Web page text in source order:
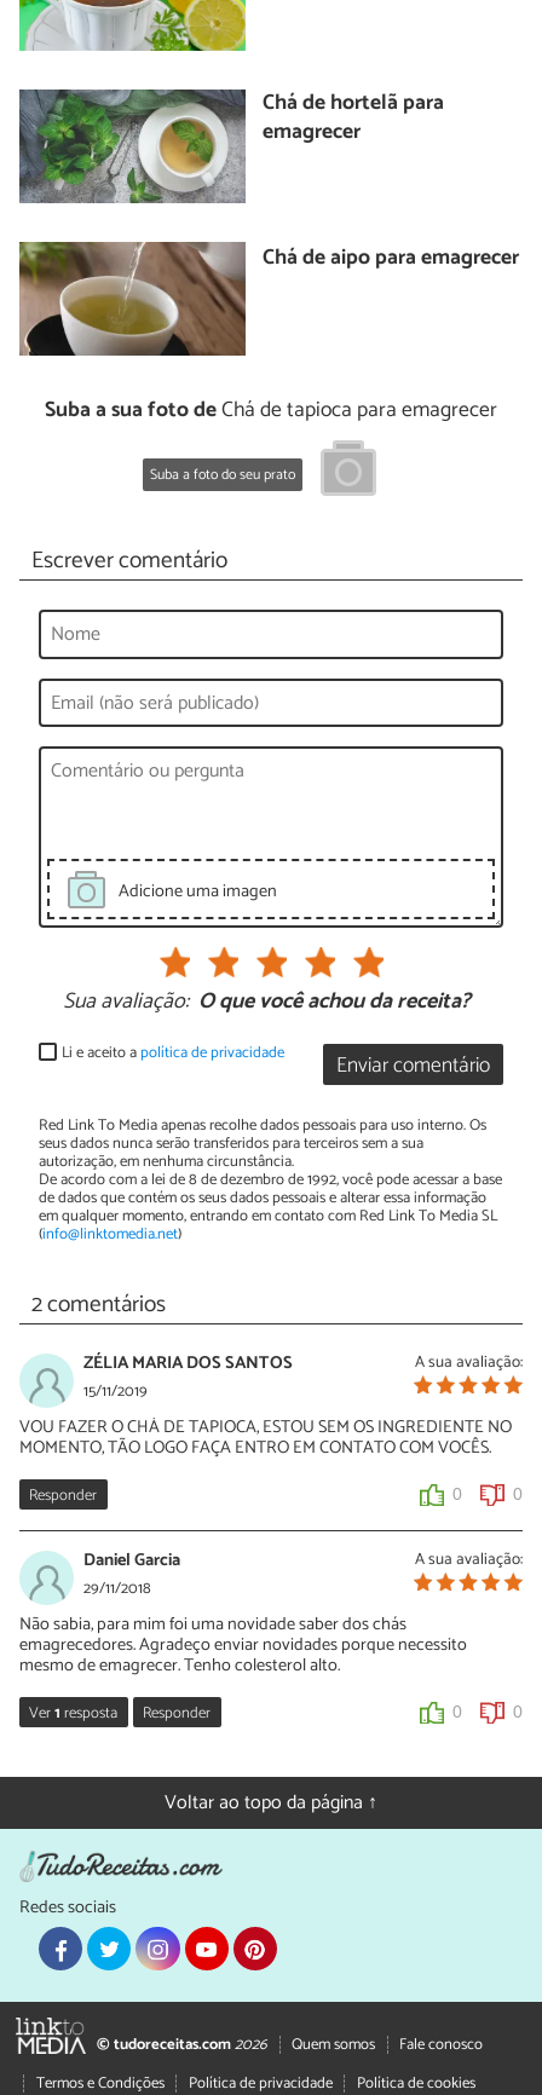
Chá de hortelã para
emagrecer
Chá de aipo para emagrecer
Suba a sua foto deChá de tapioca para emagrecer
Suba a foto do seu prato
Escrever comentário
Adicione uma imagen
Sua avaliação: O que você achou da receita?
Enviar comentário
Li e aceito apolítica de privacidade
Red Link To Media apenas recolhe dados pessoais para uso interno. Os
seus dados nunca serão transferidos para terceiros sem a sua
autorização, em nenhuma circunstância.
De acordo com a lei de 8 de dezembro de 1992, você pode acessar a base
de dados que contém os seus dados pessoais e alterar essa informação
em qualquer momento, entrando em contato com Red Link To Media SL
(info@linktomedia.net)
2 comentários
A sua avaliação:
ZÉLIA MARIA DOS SANTOS
15/11/2019
VOU FAZER O CHÁ DE TAPIOCA, ESTOU SEM OS INGREDIENTE NO
MOMENTO, TÃO LOGO FAÇA ENTRO EM CONTATO COM VOCÊS.
Responder 0 0
A sua avaliação:
Daniel Garcia
29/11/2018
Não sabia, para mim foi uma novidade saber dos chás
emagrecedores. Agradeço enviar novidades porque necessito
mesmo de emagrecer. Tenho colesterol alto.
Ver1resposta Responder 0 0
30/11/2018
Oi Daniel, que bom que você gostou da nossa receita de chá
emagrecedor. Confira também esta receita de chá para
emagrecer:https://www.tudoreceitas.com/receita-de-cha-de-
Voltar ao topo da página ↑
Redes sociais
© tudoreceitas.com2026 Quem somos
Fale conosco
Termos e Condições
Política de privacidade Política de cookies